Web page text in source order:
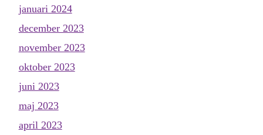
januari 2024
december 2023
november 2023
oktober 2023
juni 2023
maj 2023
april 2023